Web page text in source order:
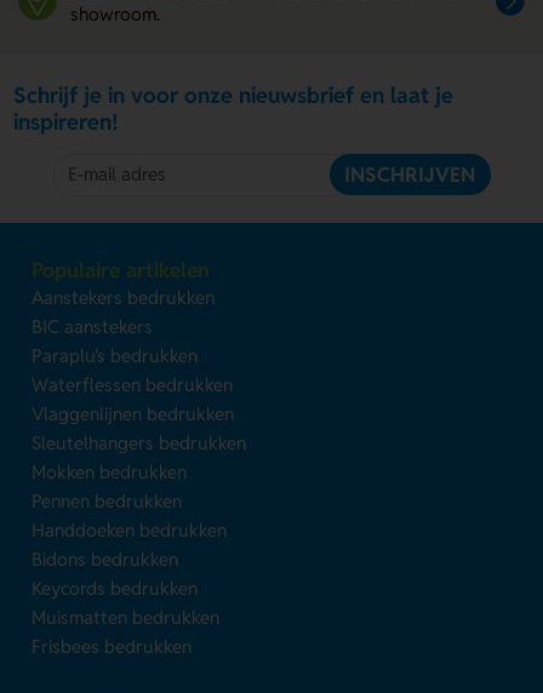
showroom.
Schrijf je in voor onze nieuwsbrief en laat je
inspireren!
INSCHRIJVEN
Populaire artikelen
Aanstekers bedrukken
BIC aanstekers
Paraplu's bedrukken
Waterflessen bedrukken
Vlaggenlijnen bedrukken
Sleutelhangers bedrukken
Mokken bedrukken
Pennen bedrukken
Handdoeken bedrukken
Bidons bedrukken
Keycords bedrukken
Muismatten bedrukken
Frisbees bedrukken